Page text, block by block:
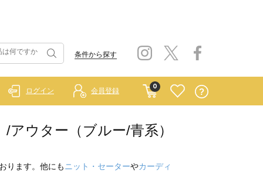
条件から探す
0
ログイン 会員登録
ウター（ブルー/青系）
ります。他にも ニット・セーターやカーディ